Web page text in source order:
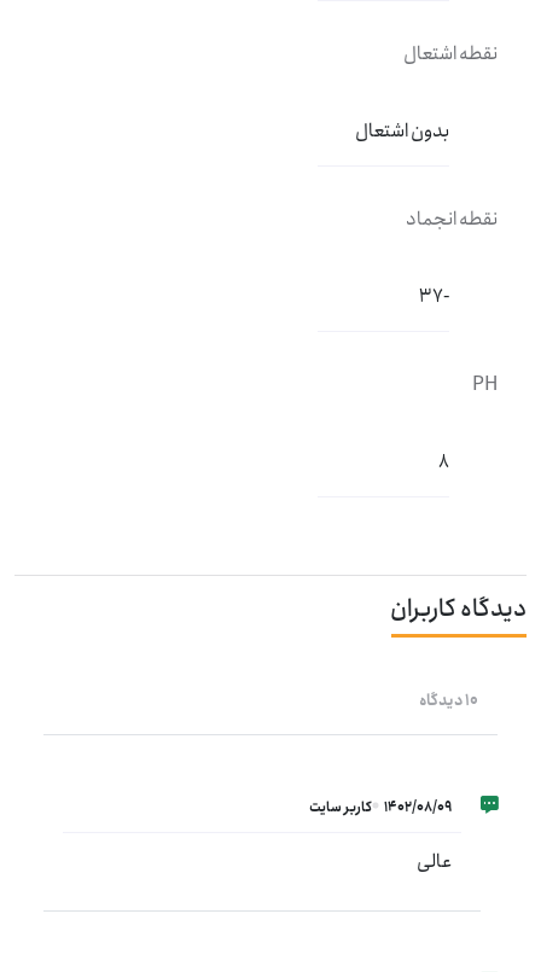
نقطه اشتعال
بدون اشتعال
نقطه انجماد
-37
PH
8
دیدگاه کاربران
10 دیدگاه
1402/08/09 کاربر سایت
عالی